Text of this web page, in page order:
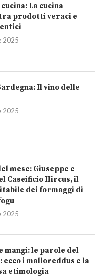
La cucina
tra prodotti veraci e
2025
Il vino delle
2025
mese: Giuseppe e
Caseificio Hircus, il
dei formaggi di
2025
mangi: le parole del
ecco i malloreddus e la
etimologia